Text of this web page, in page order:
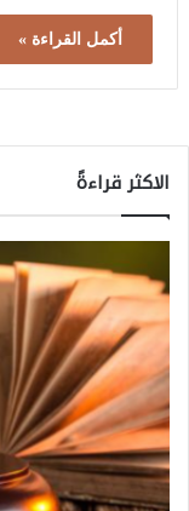
أكمل القراءة »
الاكثر قراءةً